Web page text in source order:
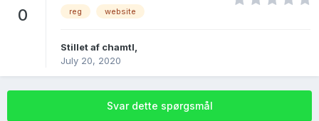
0 reg website
Stillet af chamtl,
July 20, 2020
Svar dette spørgsmål